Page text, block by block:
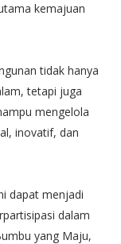
kemajuan
tidak hanya
tetapi juga
mengelola
inovatif, dan
dapat menjadi
dalam
yang Maju,